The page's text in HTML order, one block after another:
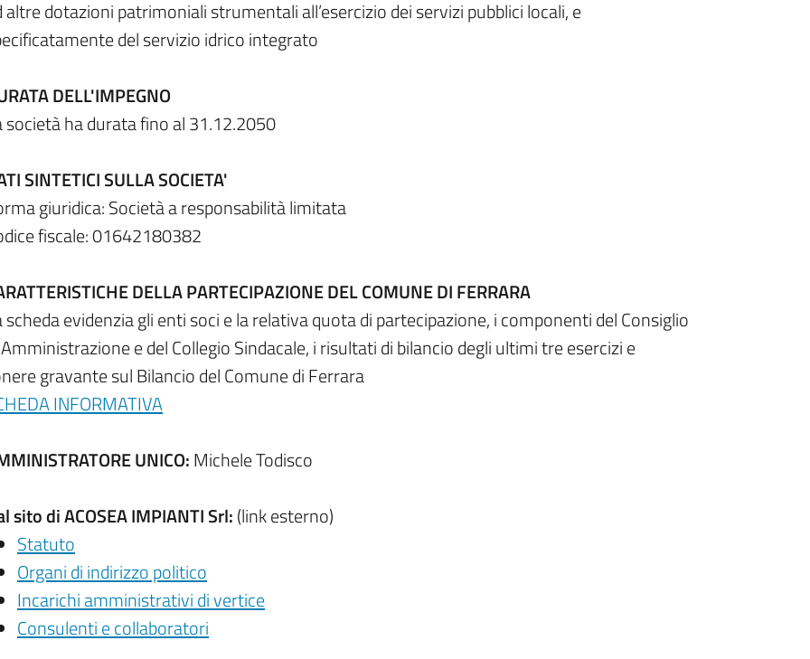
altre dotazioni patrimoniali strumentali all’esercizio dei servizi pubblici locali, e
del servizio idrico integrato
DELL'IMPEGNO
società ha durata fino al 31.12.2050
SINTETICI SULLA SOCIETA'
giuridica: Società a responsabilità limitata
fiscale: 01642180382
DELLA PARTECIPAZIONE DEL COMUNE DI FERRARA
scheda evidenzia gli enti soci e la relativa quota di partecipazione, i componenti del Consiglio
e del Collegio Sindacale, i risultati di bilancio degli ultimi tre esercizi e
gravante sul Bilancio del Comune di Ferrara
INFORMATIVA
UNICO:Michele Todisco
sito di ACOSEA IMPIANTI Srl:(link esterno)
Statuto
Organi di indirizzo politico
Incarichi amministrativi di vertice
Consulenti e collaboratori